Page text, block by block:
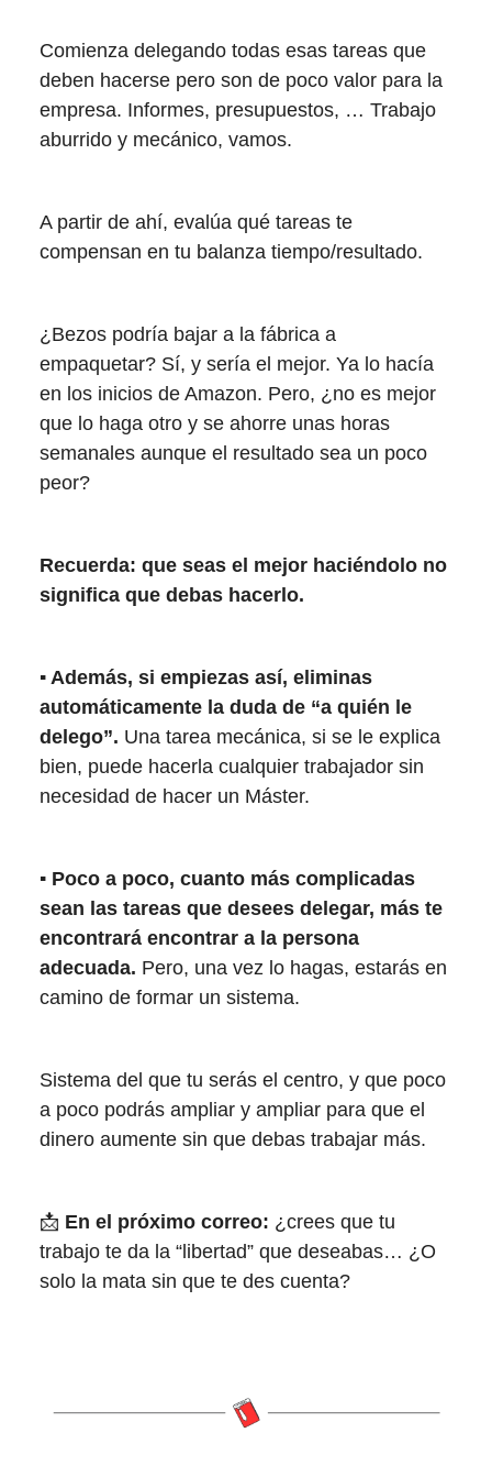
Comienza delegando todas esas tareas que
deben hacerse pero son de poco valor para la
empresa. Informes, presupuestos, … Trabajo
aburrido y mecánico, vamos.
A partir de ahí, evalúa qué tareas te
compensan en tu balanza tiempo/resultado.
¿Bezos podría bajar a la fábrica a
empaquetar? Sí, y sería el mejor. Ya lo hacía
en los inicios de Amazon. Pero, ¿no es mejor
que lo haga otro y se ahorre unas horas
semanales aunque el resultado sea un poco
peor?
Recuerda: que seas el mejor haciéndolo no
significa que debas hacerlo.
▪️ Además, si empiezas así, eliminas
automáticamente la duda de “a quién le
delego”. Una tarea mecánica, si se le explica
bien, puede hacerla cualquier trabajador sin
necesidad de hacer un Máster.
▪️ Poco a poco, cuanto más complicadas
sean las tareas que desees delegar, más te
encontrará encontrar a la persona
adecuada. Pero, una vez lo hagas, estarás en
camino de formar un sistema.
Sistema del que tu serás el centro, y que poco
a poco podrás ampliar y ampliar para que el
dinero aumente sin que debas trabajar más.
📩 En el próximo correo: ¿crees que tu
trabajo te da la “libertad” que deseabas… ¿O
solo la mata sin que te des cuenta?